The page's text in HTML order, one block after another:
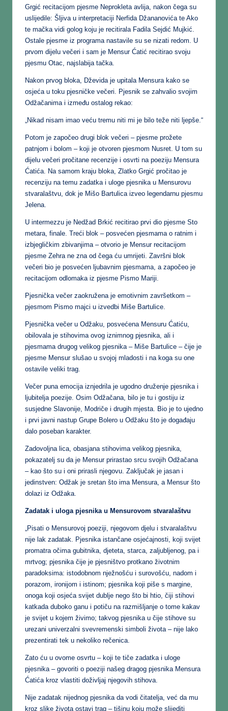
Grgić recitacijom pjesme Neprokleta avlija, nakon čega su
uslijedile: Šljiva u interpretaciji Nerfida Džananovića te Ako
te mačka vidi golog koju je recitirala Fadila Sejdić Mujkić.
Ostale pjesme iz programa nastavile su se nizati redom. U
prvom dijelu večeri i sam je Mensur Ćatić recitirao svoju
pjesmu Otac, najslabija tačka.
Nakon prvog bloka, Dževida je upitala Mensura kako se
osjeća u toku pjesničke večeri. Pjesnik se zahvalio svojim
Odžačanima i između ostalog rekao:
„Nikad nisam imao veću tremu niti mi je bilo teže niti ljepše.“
Potom je započeo drugi blok večeri – pjesme prožete
patnjom i bolom – koji je otvoren pjesmom Nusret. U tom su
dijelu večeri pročitane recenzije i osvrti na poeziju Mensura
Ćatića. Na samom kraju bloka, Zlatko Grgić pročitao je
recenziju na temu zadatka i uloge pjesnika u Mensurovu
stvaralaštvu, dok je Mišo Bartulica izveo legendarnu pjesmu
Jelena.
U intermezzu je Nedžad Brkić recitirao prvi dio pjesme Sto
metara, finale. Treći blok – posvećen pjesmama o ratnim i
izbjegličkim zbivanjima – otvorio je Mensur recitacijom
pjesme Zehra ne zna od čega ću umrijeti. Završni blok
večeri bio je posvećen ljubavnim pjesmama, a započeo je
recitacijom odlomaka iz pjesme Pismo Mariji.
Pjesnička večer zaokružena je emotivnim završetkom –
pjesmom Pismo majci u izvedbi Miše Bartulice.
Pjesnička večer u Odžaku, posvećena Mensuru Ćatiću,
obilovala je stihovima ovog iznimnog pjesnika, ali i
pjesmama drugog velikog pjesnika – Miše Bartulice – čije je
pjesme Mensur slušao u svojoj mladosti i na koga su one
ostavile veliki trag.
Večer puna emocija iznjedrila je ugodno druženje pjesnika i
ljubitelja poezije. Osim Odžačana, bilo je tu i gostiju iz
susjedne Slavonije, Modriče i drugih mjesta. Bio je to ujedno
i prvi javni nastup Grupe Bolero u Odžaku što je događaju
dalo poseban karakter.
Zadovoljna lica, obasjana stihovima velikog pjesnika,
pokazatelj su da je Mensur prirastao srcu svojih Odžačana
– kao što su i oni prirasli njegovu. Zaključak je jasan i
jedinstven: Odžak je sretan što ima Mensura, a Mensur što
dolazi iz Odžaka.
Zadatak i uloga pjesnika u Mensurovom stvaralaštvu
„Pisati o Mensurovoj poeziji, njegovom djelu i stvaralaštvu
nije lak zadatak. Pjesnika istančane osjećajnosti, koji svijet
promatra očima gubitnika, djeteta, starca, zaljubljenog, pa i
mrtvog; pjesnika čije je pjesništvo protkano životnim
paradoksima: istodobnom nježnošću i surovošću, nadom i
porazom, ironijom i istinom; pjesnika koji piše s margine,
onoga koji osjeća svijet dublje nego što bi htio, čiji stihovi
katkada duboko ganu i potiču na razmišljanje o tome kakav
je svijet u kojem živimo; takvog pjesnika u čije stihove su
urezani univerzalni svevremenski simboli života – nije lako
prezentirati tek u nekoliko rečenica.
Zato ću u ovome osvrtu – koji te tiče zadatka i uloge
pjesnika – govoriti o poeziji našeg dragog pjesnika Mensura
Ćatića kroz vlastiti doživljaj njegovih stihova.
Nije zadatak nijednog pjesnika da vodi čitatelja, već da mu
kroz slike života ostavi trag – tišinu koju može slijediti